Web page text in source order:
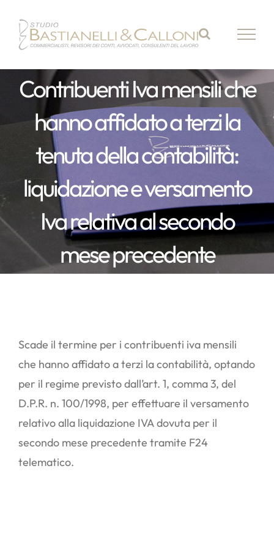
contenuto
Contribuenti Iva mensili che
hanno affidato a terzi la
tenuta della contabilità:
liquidazione e versamento
Iva relativa al secondo
mese precedente
Scade il termine per i contribuenti iva mensili
che hanno affidato a terzi la contabilità, optando
per il regime previsto dall’art. 1, comma 3, del
D.P.R. n. 100/1998, per effettuare il versamento
relativo alla liquidazione IVA dovuta per il
secondo mese precedente tramite F24
telematico.